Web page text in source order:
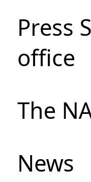
Press
office
The
News